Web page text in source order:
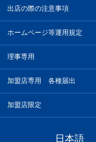
出店の際の注意事項
ホームページ等運用規定
理事専用
加盟店専用 各種届出
加盟店限定
日本語